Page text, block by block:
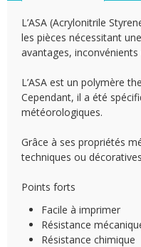
L’ASA (Acrylonitrile
les pièces nécessitant
avantages,
L’ASA est un polymère
Cependant, il a été
météorologiques.
Grâce à ses propriétés
techniques ou
Points forts
Facile à imprimer
Résistance
Résistance chimique